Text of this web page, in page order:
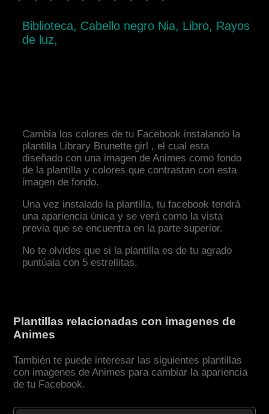
Biblioteca, Cabello negro Nia, Libro, Rayos
de luz,
Cambia los colores de tu Facebook instalando la
plantilla Library Brunette girl , el cual esta
diseñado con una imagen de Animes como fondo
de la plantilla y colores que contrastan con esta
imagen de fondo.
Una vez instalado la plantilla, tu facebook tendrá
una apariencia única y se verá como la vista
previa que se encuentra en la parte superior.
No te olvides que si la plantilla es de tu agrado
puntúala con 5 estrellitas.
Plantillas relacionadas con imagenes de
Animes
También te puede interesar las siguientes plantillas
con imagenes de Animes para cambiar la apariencia
de tu Facebook.